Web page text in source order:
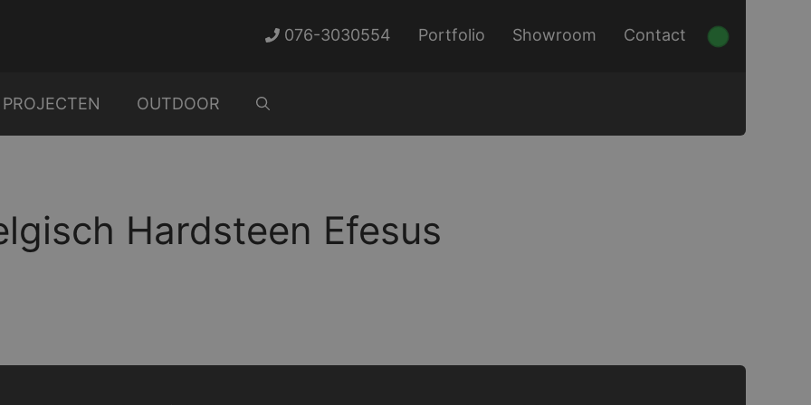
076-3030554 Portfolio Showroom Contact
PROJECTEN OUTDOOR
Hardsteen Efesus